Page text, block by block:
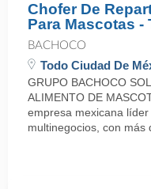
Chofer De
Para Mascotas -
BACHOCO
Todo Ciudad De
GRUPO BACHOCO
ALIMENTO DE
empresa mexicana
multinegocios, con más